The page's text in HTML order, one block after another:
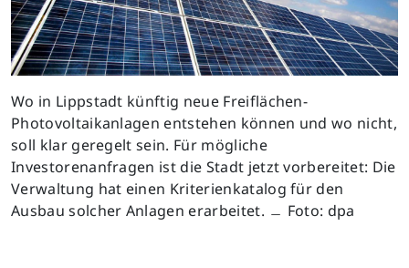
Wo in Lippstadt künftig neue Freiflächen-
Photovoltaikanlagen entstehen können und wo nicht,
soll klar geregelt sein. Für mögliche
Investorenanfragen ist die Stadt jetzt vorbereitet: Die
Verwaltung hat einen Kriterienkatalog für den
Ausbau solcher Anlagen erarbeitet. ﹘ Foto: dpa